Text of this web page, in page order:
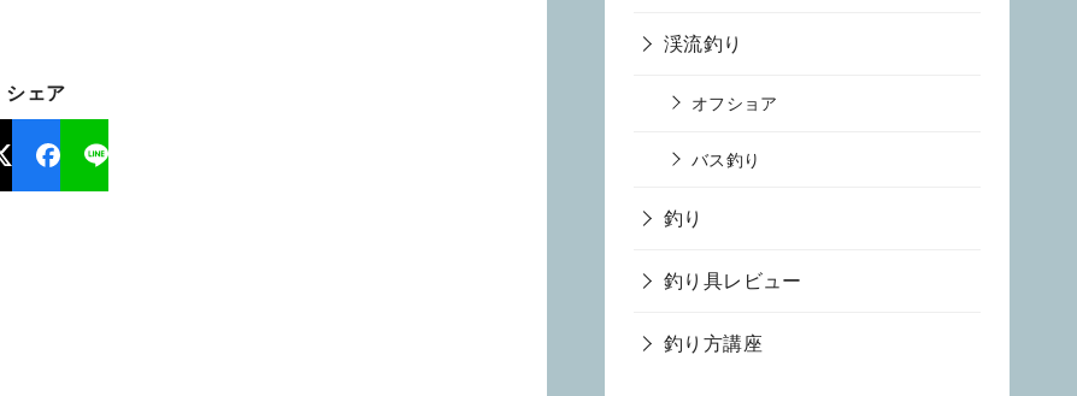
シェア
渓流釣り
オフショア
バス釣り
釣り
釣り具レビュー
釣り方講座